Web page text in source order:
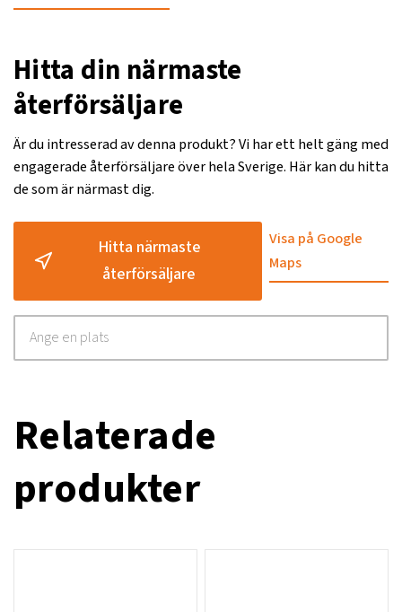
Hitta din närmaste
återförsäljare
Är du intresserad av denna produkt? Vi har ett helt gäng med
engagerade återförsäljare över hela Sverige. Här kan du hitta
de som är närmast dig.
Hitta närmaste
återförsäljare
Visa på Google
Maps
Relaterade
produkter